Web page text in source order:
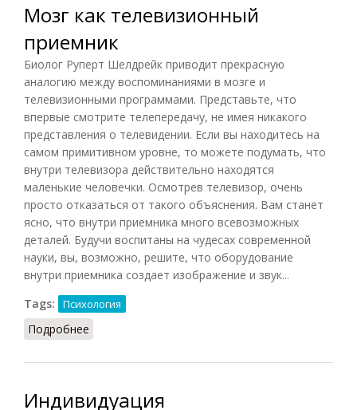
Мозг как телевизионный
приемник
Биолог Руперт Шелдрейк приводит прекрасную
аналогию между воспоминаниями в мозге и
телевизионными программами. Представьте, что
впервые смотрите телепередачу, не имея никакого
представления о телевидении. Если вы находитесь на
самом примитивном уровне, то можете подумать, что
внутри телевизора действительно находятся
маленькие человечки. Осмотрев телевизор, очень
просто отказаться от такого объяснения. Вам станет
ясно, что внутри приемника много всевозможных
деталей. Будучи воспитаны на чудесах современной
науки, вы, возможно, решите, что оборудование
внутри приемника создает изображение и звук...
Tags:
Психология
Подробнее
Индивидуация